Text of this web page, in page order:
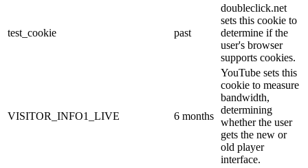
test_cookie past
doubleclick.net
sets this cookie to
determine if the
user's browser
supports cookies.
VISITOR_INFO1_LIVE 6 months
YouTube sets this
cookie to measure
bandwidth,
determining
whether the user
gets the new or
old player
interface.